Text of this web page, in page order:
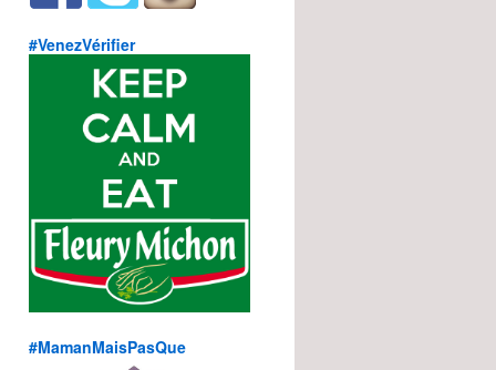
#VenezVérifier
#MamanMaisPasQue